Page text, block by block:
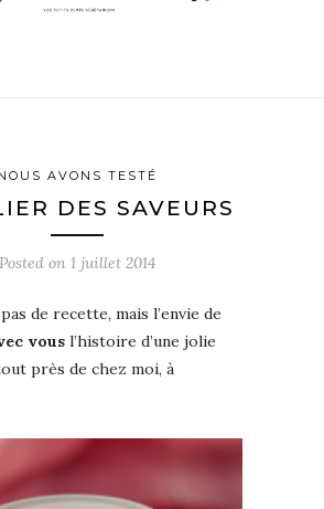
AVONS TESTÉ
DES SAVEURS
Posted on 1 juillet 2014
de recette, mais l’envie de
vous l’histoire d’une jolie
près de chez moi, à